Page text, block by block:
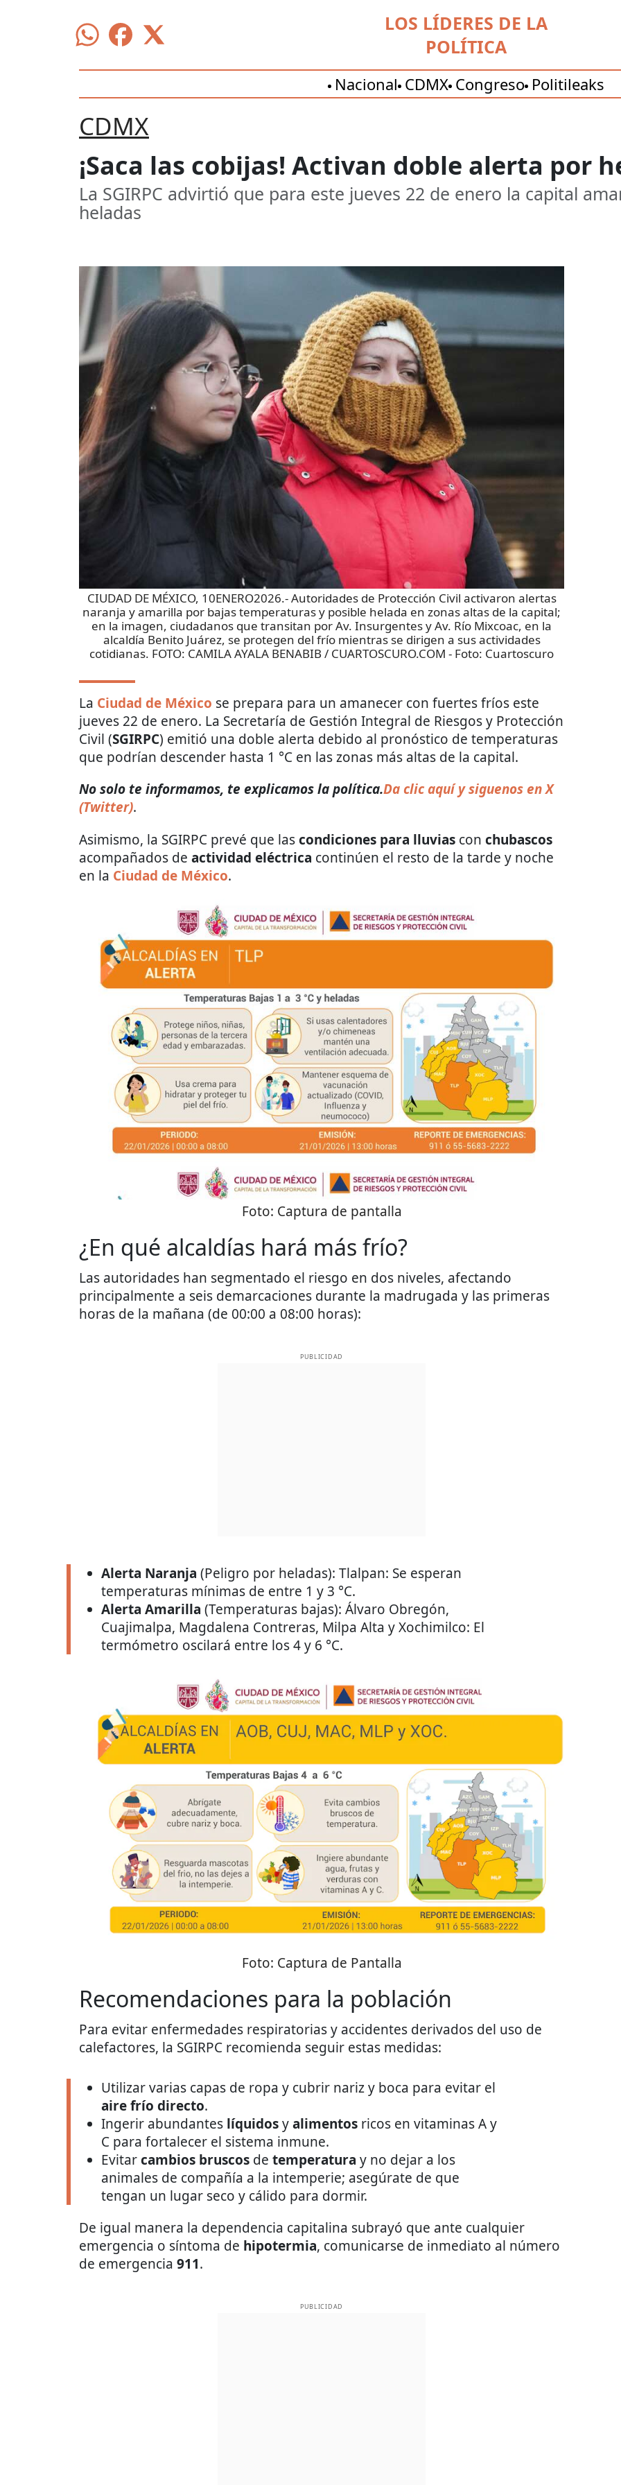
LOS LÍDERES DE LA
POLÍTICA
Nacional CDMX Congreso Politileaks
CDMX
¡Saca las cobijas! Activan doble alerta por
La SGIRPC advirtió que para este jueves 22 de enero la capital
heladas
CIUDAD DE MÉXICO, 10ENERO2026.- Autoridades de Protección Civil activaron alertas
naranja y amarilla por bajas temperaturas y posible helada en zonas altas de la capital;
en la imagen, ciudadanos que transitan por Av. Insurgentes y Av. Río Mixcoac, en la
alcaldía Benito Juárez, se protegen del frío mientras se dirigen a sus actividades
cotidianas. FOTO: CAMILA AYALA BENABIB / CUARTOSCURO.COM - Foto: Cuartoscuro
La Ciudad de México se prepara para un amanecer con fuertes fríos este
jueves 22 de enero. La Secretaría de Gestión Integral de Riesgos y Protección
Civil (SGIRPC) emitió una doble alerta debido al pronóstico de temperaturas
que podrían descender hasta 1 °C en las zonas más altas de la capital.
No solo te informamos, te explicamos la política.Da clic aquí y siguenos en X
(Twitter).
Asimismo, la SGIRPC prevé que lascondiciones para lluvias con chubascos
acompañados de actividad eléctrica continúen el resto de la tarde y noche
en la Ciudad de México.
Foto: Captura de pantalla
¿En qué alcaldías hará más frío?
Las autoridades han segmentado el riesgo en dos niveles, afectando
principalmente a seis demarcaciones durante la madrugada y las primeras
horas de la mañana (de 00:00 a 08:00 horas):
PUBLICIDAD
Alerta Naranja (Peligro por heladas): Tlalpan: Se esperan
temperaturas mínimas de entre 1 y 3 °C.
Alerta Amarilla (Temperaturas bajas): Álvaro Obregón,
Cuajimalpa, Magdalena Contreras, Milpa Alta y Xochimilco: El
termómetro oscilará entre los 4 y 6 °C.
Foto: Captura de Pantalla
Recomendaciones para la población
Para evitar enfermedades respiratorias y accidentes derivados del uso de
calefactores, la SGIRPC recomienda seguir estas medidas:
Utilizar varias capas de ropa y cubrir nariz y boca para evitar el
airefrío directo.
Ingerir abundantes líquidosyalimentos ricos en vitaminas A y
C para fortalecer el sistema inmune.
Evitarcambios bruscos de temperatura y no dejar a los
animales de compañía a la intemperie; asegúrate de que
tengan un lugar seco y cálido para dormir.
De igual manera la dependencia capitalina subrayó que ante cualquier
emergencia o síntoma de hipotermia, comunicarse de inmediato al número
de emergencia 911.
PUBLICIDAD